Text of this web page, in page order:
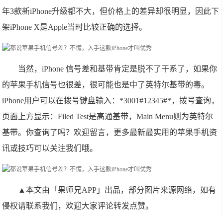
年3款新iPhone升级都不大，但价格上的差异却很明显，因此下
架iPhone X是Apple当时比较正确的选择。
当然，iPhone 信号差和基带肯定是脱不了干系了，如果你
的苹果手机信号也很差，很可能也是中了英特尔基带的毒。
iPhone用户可以在拨号键盘输入：*3001#12345#*，拨号查询，
页面上方显示：Filed Test是高通基带，Main Menu则为英特尔
基带。你查询了吗？欢迎留言，更多最新最实用的苹果手机资
讯或技巧可以关注我们哦。
▲本文由「果师兄APP」出品，部分图片来源网络，如有
侵权请联系我们，欢迎大家评论转发点赞。